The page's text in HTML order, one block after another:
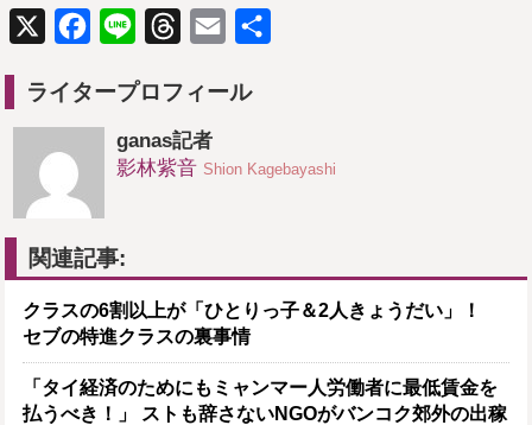
X Facebook
Line ThreadsEmail
ライタープロフィール
ganas記者
影林紫音 Shion Kagebayashi
関連記事:
クラスの6割以上が「ひとりっ子＆2人きょうだい」！
セブの特進クラスの裏事情
「タイ経済のためにもミャンマー人労働者に最低賃金を
払うべき！」 ストも辞さないNGOがバンコク郊外の出稼